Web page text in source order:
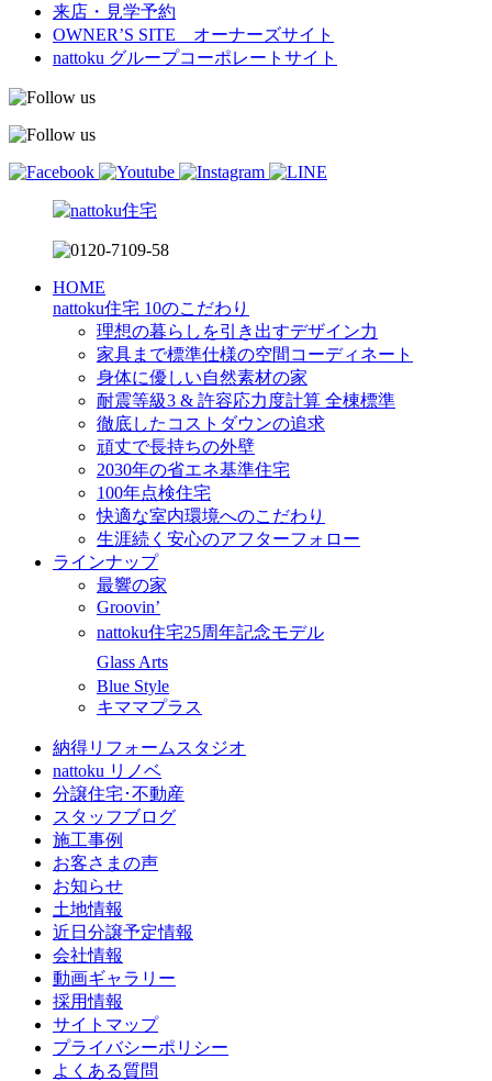
来店・見学予約
OWNER’S SITE オーナーズサイト
nattoku グループコーポレートサイト
HOME
nattoku住宅 10のこだわり
理想の暮らしを引き出すデザイン力
家具まで標準仕様の空間コーディネート
身体に優しい自然素材の家
耐震等級3 & 許容応力度計算 全棟標準
徹底したコストダウンの追求
頑丈で長持ちの外壁
2030年の省エネ基準住宅
100年点検住宅
快適な室内環境へのこだわり
生涯続く安心のアフターフォロー
ラインナップ
最響の家
Groovin’
nattoku住宅25周年記念モデル
Glass Arts
Blue Style
キママプラス
納得リフォームスタジオ
nattoku リノベ
分譲住宅･不動産
スタッフブログ
施工事例
お客さまの声
お知らせ
土地情報
近日分譲予定情報
会社情報
動画ギャラリー
採用情報
サイトマップ
プライバシーポリシー
よくある質問